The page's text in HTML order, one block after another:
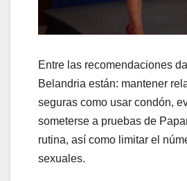
Entre las recomendaciones
Belandria están: mantener
seguras como usar condón,
someterse a pruebas de
rutina, así como limitar el
sexuales.